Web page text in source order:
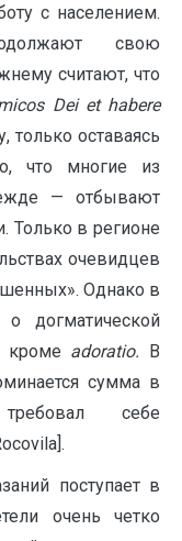
с населением.
свою
считают, что
Dei et habere
только оставаясь
что многие из
— отбывают
Только в регионе
очевидцев
Однако в
догматической
кроме adoratio. В
сумма в
себе
поступает в
очень четко